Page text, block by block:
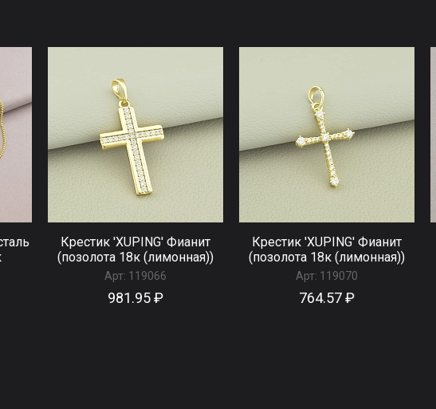
Крестик 'XUPING' Фианит
(позолота 18к (лимонная))
Арт: 119066
981.95 ₽
Крестик 'XUPING' Фианит
(позолота 18к (лимонная))
Арт: 119070
764.57 ₽